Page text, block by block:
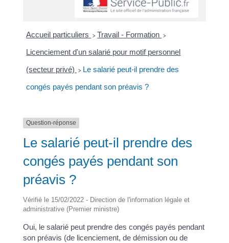
Accueil particuliers > Travail - Formation >
Licenciement d'un salarié pour motif personnel
(secteur privé) > Le salarié peut-il prendre des
congés payés pendant son préavis ?
Question-réponse
Le salarié peut-il prendre des
congés payés pendant son
préavis ?
Vérifié le 15/02/2022 - Direction de l'information légale et
administrative (Premier ministre)
Oui, le salarié peut prendre des congés payés pendant
son préavis (de licenciement, de démission ou de